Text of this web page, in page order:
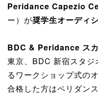
Peridance Capezio
ー）が奨学生オーディ
BDC & Peridance ス
東京、BDC 新宿スタジ
るワークショップ式の
合格した方はペリダン